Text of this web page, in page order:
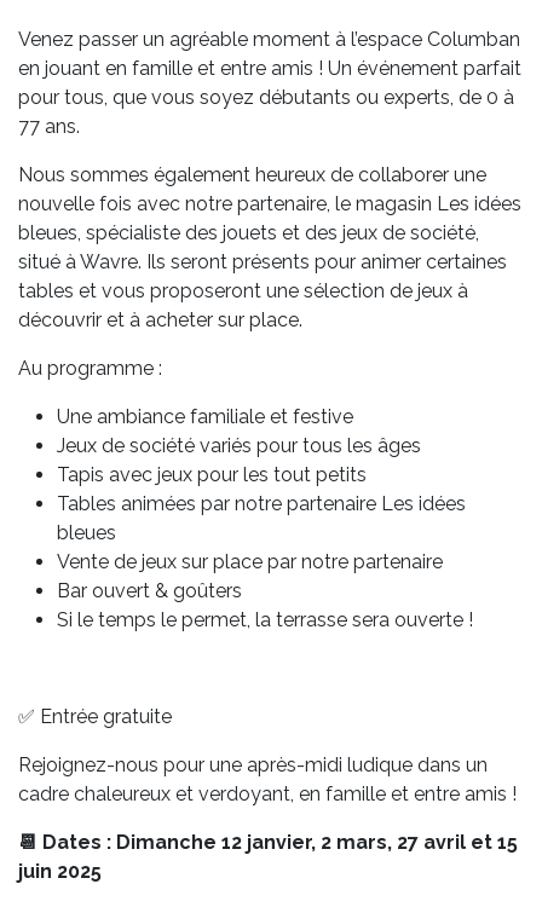
Venez passer un agréable moment à l’espace Columban
en jouant en famille et entre amis ! Un événement parfait
pour tous, que vous soyez débutants ou experts, de 0 à
77 ans.
Nous sommes également heureux de collaborer une
nouvelle fois avec notre partenaire, le magasin Les idées
bleues, spécialiste des jouets et des jeux de société,
situé à Wavre. Ils seront présents pour animer certaines
tables et vous proposeront une sélection de jeux à
découvrir et à acheter sur place.
Au programme :
Une ambiance familiale et festive
Jeux de société variés pour tous les âges
Tapis avec jeux pour les tout petits
Tables animées par notre partenaire Les idées
bleues
Vente de jeux sur place par notre partenaire
Bar ouvert & goûters
Si le temps le permet, la terrasse sera ouverte !
✅ Entrée gratuite
Rejoignez-nous pour une après-midi ludique dans un
cadre chaleureux et verdoyant, en famille et entre amis !
📆 Dates : Dimanche 12 janvier, 2 mars, 27 avril et 15
juin 2025